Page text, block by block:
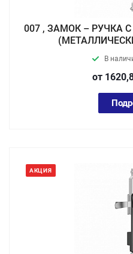
007 , ЗАМОК – РУЧКА
В
от
АКЦИЯ